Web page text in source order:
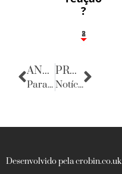
?
1
2
8
ANTERIOR
Parabéns
PRÓXIMA
Notícias de Sergipe
Desenvolvido pela crobin.co.uk